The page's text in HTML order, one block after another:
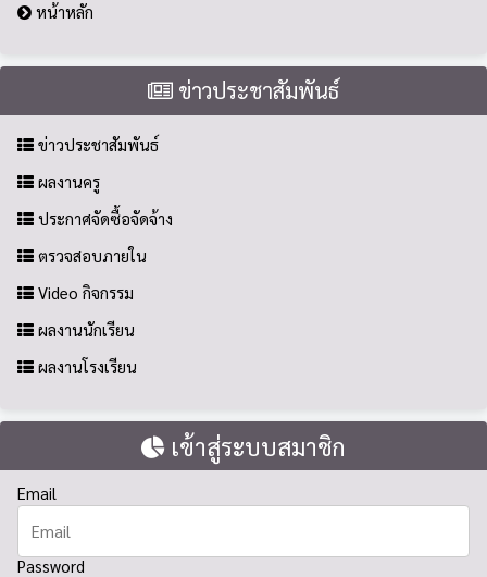
หน้าหลัก
ข่าวประชาสัมพันธ์
ข่าวประชาสัมพันธ์
ผลงานครู
ประกาศจัดซื้อจัดจ้าง
ตรวจสอบภายใน
Video กิจกรรม
ผลงานนักเรียน
ผลงานโรงเรียน
เข้าสู่ระบบสมาชิก
Email
Password